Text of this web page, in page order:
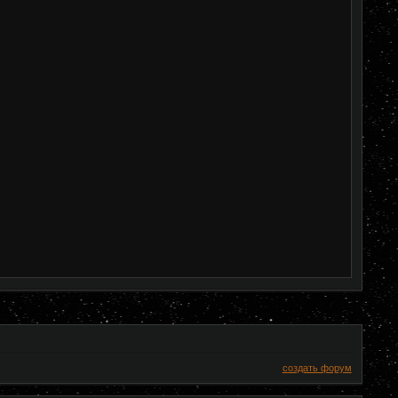
создать форум